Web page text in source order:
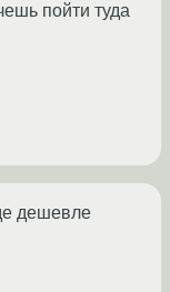
пойти туда
дешевле